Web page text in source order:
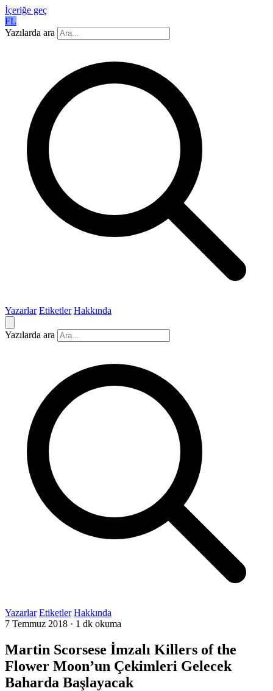
İçeriğe geç
FL
Yazılarda ara
Yazarlar Etiketler Hakkında
Yazılarda ara
Yazarlar Etiketler Hakkında
7 Temmuz 2018 · 1 dk okuma
Martin Scorsese İmzalı Killers of the
Flower Moon’un Çekimleri Gelecek
Baharda Başlayacak